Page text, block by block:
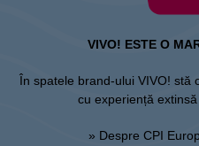
VIVO! ESTE O
În spatele brand-ului VIVO! stă
cu experiență
» Despre CPI